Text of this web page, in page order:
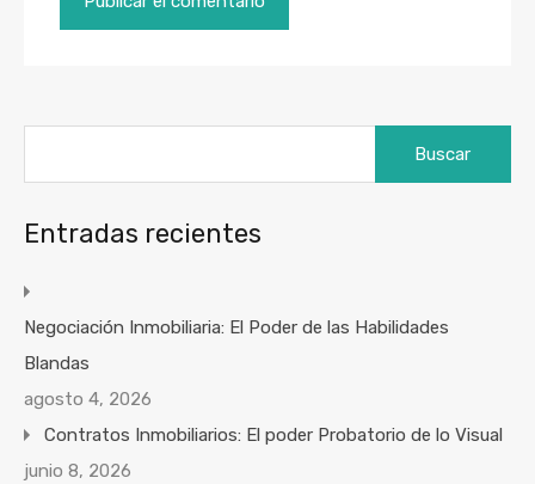
Entradas recientes
Negociación Inmobiliaria: El Poder de las Habilidades
Blandas
agosto 4, 2026
Contratos Inmobiliarios: El poder Probatorio de lo Visual
junio 8, 2026